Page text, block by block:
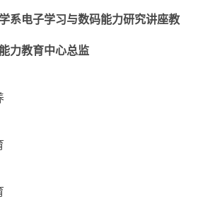
系电子学习与数码能力研究讲座教
力教育中心总监